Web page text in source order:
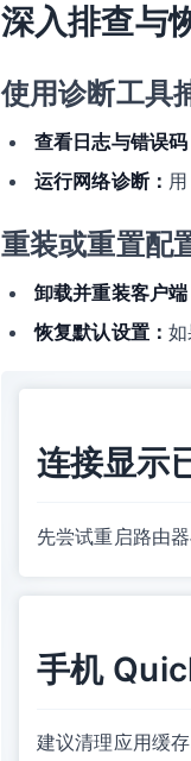
深入排查与
使用诊断工具
查看日志与错误
运行网络诊断：
重装或重置配
卸载并重装客户
恢复默认设置：
连接显示
先尝试重启路由
手机
建议清理应用缓